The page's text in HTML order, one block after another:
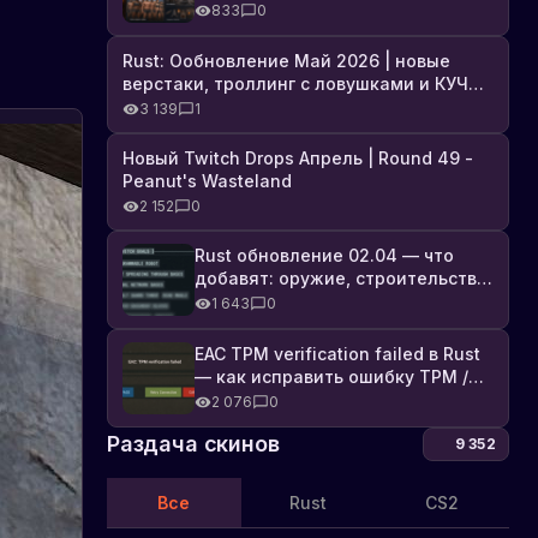
Новые
скины
в
игре
Rust
в
Steam
В
игре
Rust
в
Steam
появились
новые
скины,
которые
позволят
вам
украсить
и
настроить
вашу
базу,
броня, Industrial DLC и полный
список изменений
833 0
Rust: Ообновление Май 2026 | новые
верстаки, троллинг с ловушками и КУЧА
DLC3 139 1
Новый Twitch Drops Апрель | Round 49 -
Peanut's Wasteland
2 152 0
Rust обновление 02.04 — что
добавят: оружие, строительство,
технологии и Farming 2.5
1 643 0
EAC TPM verification failed в Rust
— как исправить ошибку TPM /
Secure Boot
2 076 0
Раздача скинов 9 352
Все Rust CS2